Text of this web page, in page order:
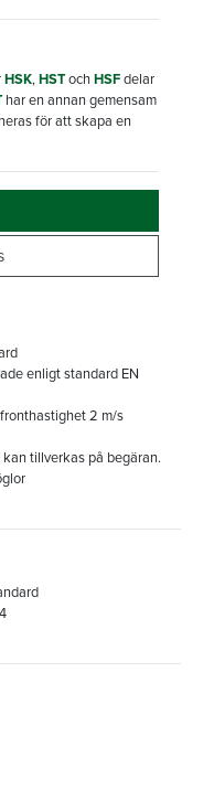
HSK,HSToch HSFdelar
har en annan gemensam
för att skapa en
enligt standard EN
2 m/s
tillverkas på begäran.